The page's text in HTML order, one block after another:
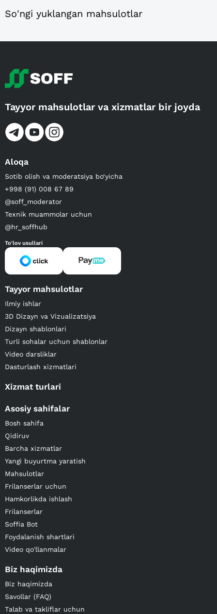
So'ngi yuklangan mahsulotlar
Tayyor mahsulotlar va xizmatlar bir joyda
Aloqa
Sotib olish va moderatsiya bo‘yicha
+998 (91) 008 67 89
@soff_moderator
Texnik muammolar uchun
@hr_soffhub
To'lov usullari
Tayyor mahsulotlar
Ilmiy ishlar
3D Dizayn va Vizualizatsiya
Dizayn shablonlari
Turli sohalar uchun shablonlar
Video darsliklar
Dasturlash xizmatlari
Xizmat turlari
Asosiy sahifalar
Bosh sahifa
Qidiruv
Barcha xizmatlar
Yangi buyurtma yaratish
Mahsulotlar
Frilanserlar uchun
Hamkorlikda ishlash
Frilanserlar
Soffia Bot
Foydalanish shartlari
Video qo'llanmalar
Biz haqimizda
Biz haqimizda
Savollar (FAQ)
Talab va takliflar uchun